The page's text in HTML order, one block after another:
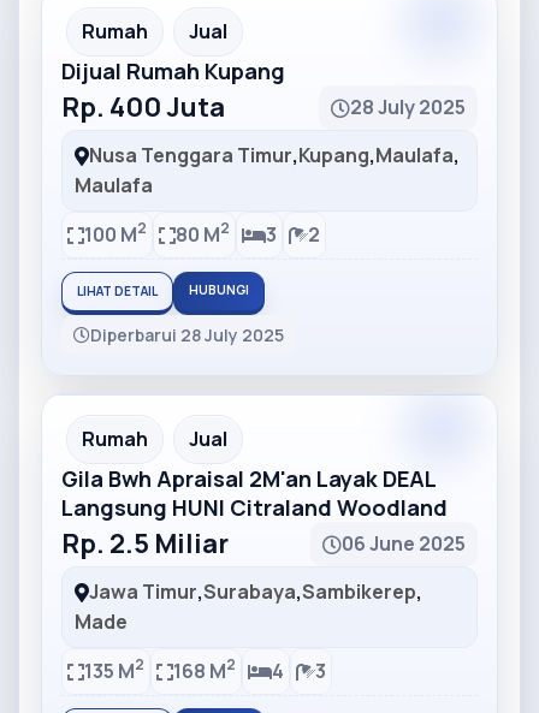
Partner Ad
Rumah Jual
Dijual Rumah Kupang
Rp. 400 Juta
28 July 2025
Nusa Tenggara Timur,Kupang,Maulafa,
Maulafa
100 M2 80 M2 3 2
LIHAT DETAIL HUBUNGI
Diperbarui 28 July 2025
Partner Ad
Rumah Jual
Gila Bwh Apraisal 2M'an Layak DEAL
Langsung HUNI Citraland Woodland
Rp. 2.5 Miliar
06 June 2025
Jawa Timur,Surabaya,Sambikerep,
Made
135 M2 168 M2 4 3